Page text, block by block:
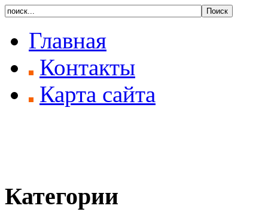
Главная
Контакты
Карта сайта
Категории